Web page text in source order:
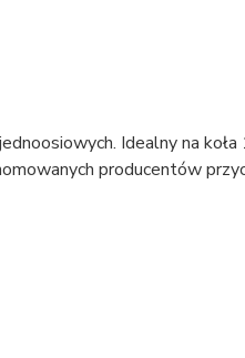
Idealny na
producentów